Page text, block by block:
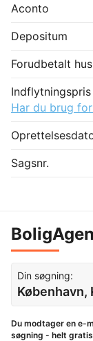
Aconto
Depositum
Forudbetalt
Indflytningspris
Har du brug
Sagsnr.
Din søgning:
Du modtager en e-
søgning - helt